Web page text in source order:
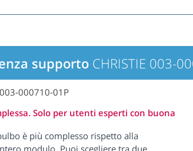
supporto CHRISTIE 003-
000710-01P
Solo per utenti esperti con buona
è più complesso rispetto alla